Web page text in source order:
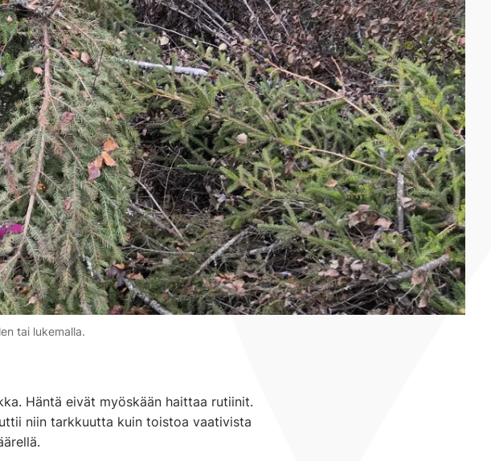
tai lukemalla.
Häntä eivät myöskään haittaa rutiinit.
niin tarkkuutta kuin toistoa vaativista